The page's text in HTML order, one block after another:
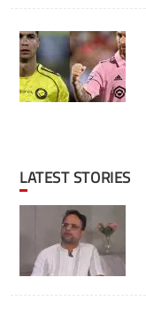
LATEST STORIES